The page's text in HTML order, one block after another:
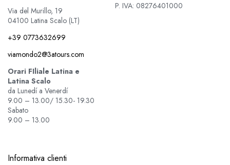
Via del Murillo, 19
04100 Latina Scalo (LT)
+39 0773632699
viamondo2@3atours.com
Orari FIliale Latina e
Latina Scalo
da Lunedí a Venerdí
9.00 – 13.00/ 15.30- 19.30
Sabato
9.00 – 13.00
P. IVA: 08276401000
Informativa clienti